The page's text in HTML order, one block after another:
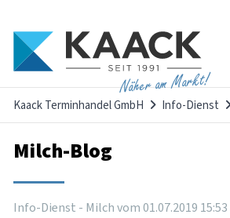
Näher am Markt!
Kaack Terminhandel GmbH Info-Dienst
Milch-Blog
Info-Dienst - Milch vom01.07.2019 15:53